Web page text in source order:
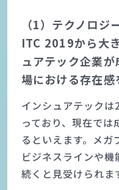
（1）テクノロ
ITC 2019から大
ュアテック企業
場における存在感
インシュアテック
っており、現在で
るといえます。メガ
ビジネスラインや
続くと見受けられま